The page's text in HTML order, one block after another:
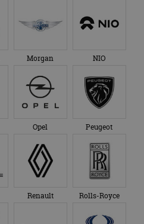
Morgan NIO
Opel Peugeot
Renault Rolls-Royce